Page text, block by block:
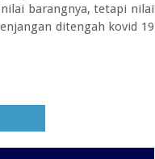
barangnya, tetapi nilai
ditengah kovid 19